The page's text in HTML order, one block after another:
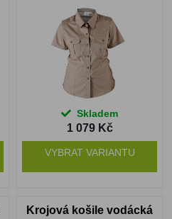
Skladem
1 079 Kč
VYBRAT VARIANTU
Krojová košile vodácká